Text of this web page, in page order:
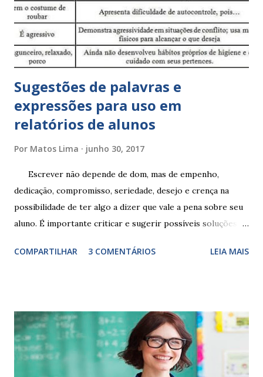
Sugestões de palavras e
expressões para uso em
relatórios de alunos
Por Matos Lima junho 30, 2017
Escrever não depende de dom, mas de empenho,
dedicação, compromisso, seriedade, desejo e crença na
possibilidade de ter algo a dizer que vale a pena sobre seu
aluno. É importante criticar e sugerir possíveis soluções.
exercitação. E encontrar a melhor maneira de expressar o
sempre as intervenções feitas para ações apresentadas,
isso ressalta trabalho. SUGESTÕES DE PALAVRAS E
EXPRESSÕES PARA USO EM RELATÓRIOS Você pensa Você
escreve O aluno não sabe O aluno não adquiriu os
COMPARTILHAR 3 COMENTÁRIOS LEIA MAIS